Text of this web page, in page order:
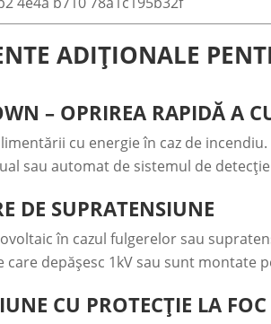
ADIȚIONALE
– OPRIREA RAPIDĂ A
cu energie în caz de incendiu.
sau automat de sistemul de
DE SUPRATENSIUNE
în cazul fulgerelor sau
depășesc 1kV sau sunt montate
CU PROTECȚIE LA FOC